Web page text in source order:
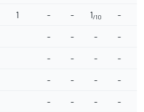
1 - - 1/10 -
- - - -
- - - -
- - - -
- - - -